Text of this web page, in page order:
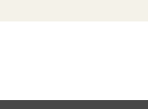
曜日・祝日